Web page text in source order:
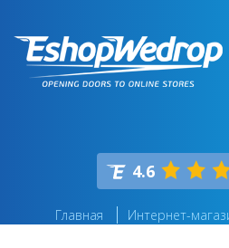
4.6
Главная Интернет-